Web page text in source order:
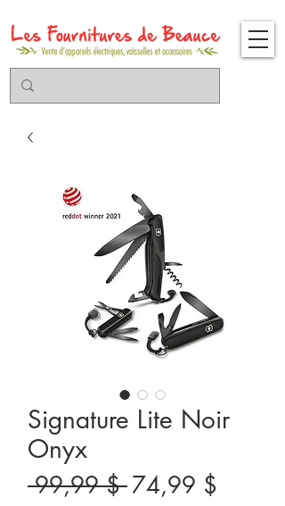
Signature Lite Noir
Onyx
99,99 $ Prix
74,99 $